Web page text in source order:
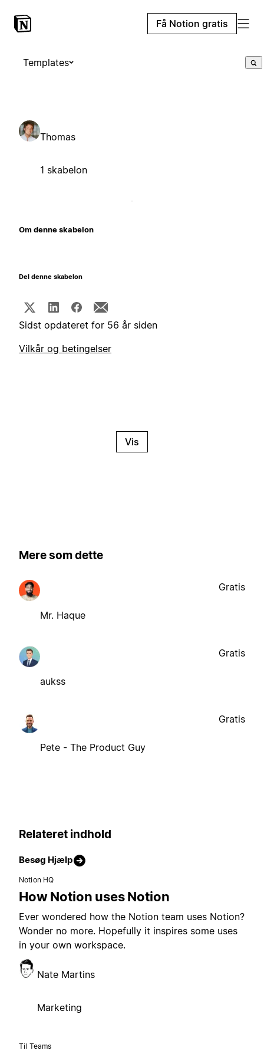
Få Notion gratis
Templates
Thomas
1 skabelon
Om denne skabelon
Del denne skabelon
Sidst opdateret for 56 år siden
Vilkår og betingelser
Vis
Mere som dette
Mr. Haque
Gratis
aukss
Gratis
Pete - The Product Guy
Gratis
Relateret indhold
Besøg Hjælp
Notion HQ
How Notion uses Notion
Ever wondered how the Notion team uses Notion?
Wonder no more. Hopefully it inspires some uses
in your own workspace.
Nate Martins
Marketing
Til Teams